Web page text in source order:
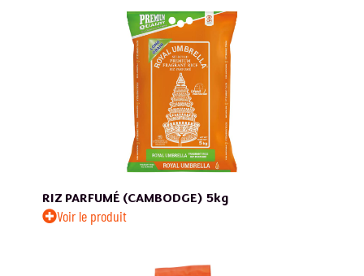
RIZ PARFUMÉ (CAMBODGE) 5kg
Voir le produit